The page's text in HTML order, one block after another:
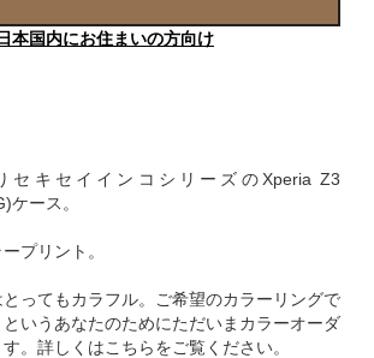
日本国内にお住まいの方向け
セキセイインコシリーズのXperia Z3
ケース。
プリント。
ってもカラフル。ご希望のカラーリングで
いうあなたのためにただいまカラーオーダ
。詳しくはこちらをご覧ください。